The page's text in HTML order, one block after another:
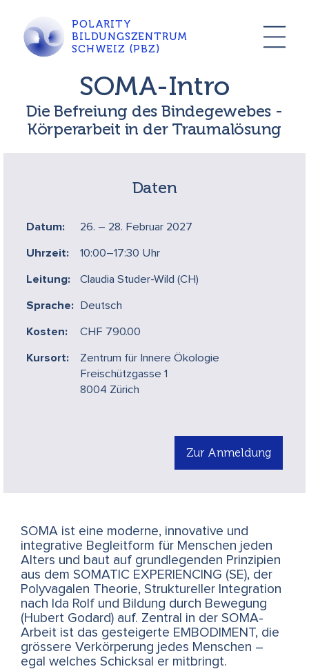
POLARITY
BILDUNGSZENTRUM
SCHWEIZ (PBZ)
SOMA-Intro
Die Befreiung des Bindegewebes -
Körperarbeit in der Traumalösung
Daten
Datum: 26. – 28. Februar 2027
Uhrzeit: 10:00–17:30 Uhr
Leitung: Claudia Studer-Wild (CH)
Sprache: Deutsch
Kosten: CHF 790.00
Kursort:
Zentrum für Innere Ökologie
Freischützgasse 1
8004 Zürich
Zur Anmeldung
SOMA ist eine moderne, innovative und
integrative Begleitform für Menschen jeden
Alters und baut auf grundlegenden Prinzipien
aus dem SOMATIC EXPERIENCING (SE), der
Polyvagalen Theorie, Struktureller Integration
nach Ida Rolf und Bildung durch Bewegung
(Hubert Godard) auf. Zentral in der SOMA-
Arbeit ist das gesteigerte EMBODIMENT, die
grössere Verkörperung jedes Menschen –
egal welches Schicksal er mitbringt.